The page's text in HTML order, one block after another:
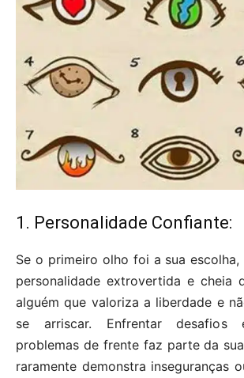
1. Personalidade Confiante:
Se o primeiro olho foi a sua escolha,
personalidade extrovertida e cheia
alguém que valoriza a liberdade e
se arriscar. Enfrentar
problemas de frente faz parte da
raramente demonstra inseguranças